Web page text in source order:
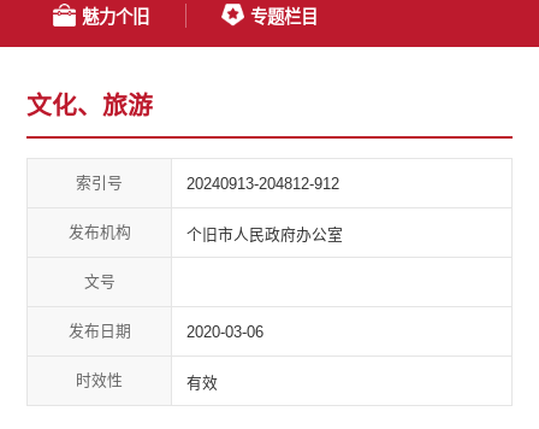
魅力个旧 专题栏目
文化、旅游
索引号 20240913-204812-912
发布机构 个旧市人民政府办公室
文号
发布日期 2020-03-06
时效性 有效